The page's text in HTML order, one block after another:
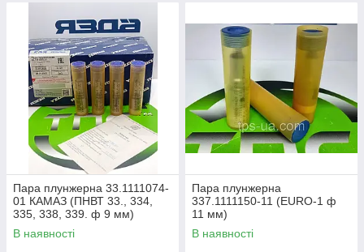
Пара плунжерна 33.1111074-
01 КАМАЗ (ПНВТ 33., 334,
335, 338, 339. ф 9 мм)
В наявності
Пара плунжерна
337.1111150-11 (EURO-1 ф
11 мм)
В наявності